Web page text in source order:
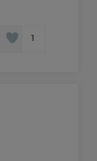
1